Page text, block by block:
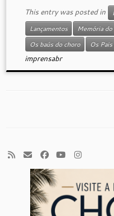
This entry was posted in
Lançamentos
Memória do
Os baús do choro
Os
imprensabr